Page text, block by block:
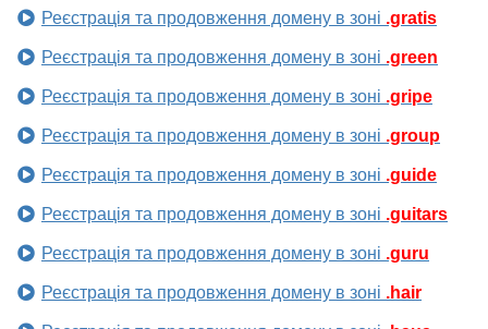
Реєстрація та продовження домену в зоні .gratis
Реєстрація та продовження домену в зоні .green
Реєстрація та продовження домену в зоні .gripe
Реєстрація та продовження домену в зоні .group
Реєстрація та продовження домену в зоні .guide
Реєстрація та продовження домену в зоні .guitars
Реєстрація та продовження домену в зоні .guru
Реєстрація та продовження домену в зоні .hair